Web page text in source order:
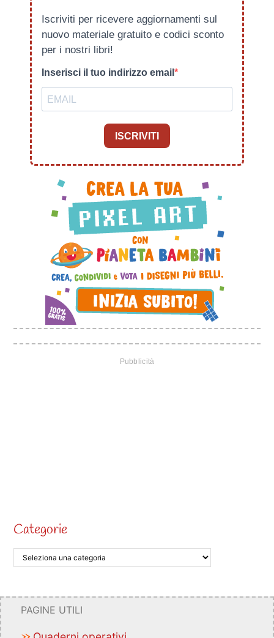
Iscriviti per ricevere aggiornamenti sul
nuovo materiale gratuito e codici sconto
per i nostri libri!
Inserisci il tuo indirizzo email
ISCRIVITI
Categorie
PAGINE UTILI